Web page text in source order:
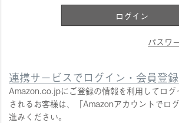
ログイン
パスワ
連携サービスでログイン・会員登録
Amazon.co.jpにご登録の情報を利用してロ
されるお客様は、「Amazonアカウントでロ
進みください。